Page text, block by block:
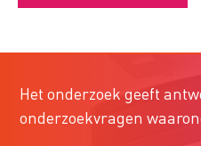
Het onderzoek geeft
onderzoekvragen